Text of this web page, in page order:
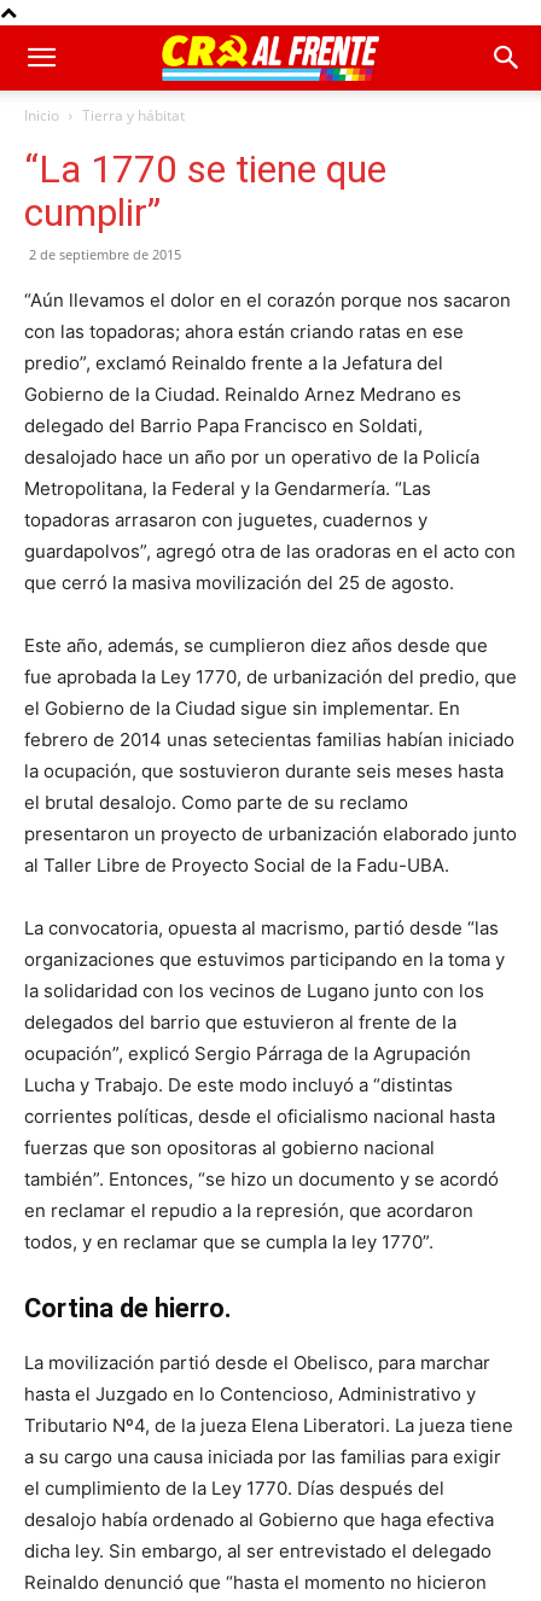
Inicio Tierra y hábitat
“La 1770 se tiene que
cumplir”
2 de septiembre de 2015
“Aún llevamos el dolor en el corazón porque nos sacaron
con las topadoras; ahora están criando ratas en ese
predio”, exclamó Reinaldo frente a la Jefatura del
Gobierno de la Ciudad. Reinaldo Arnez Medrano es
delegado del Barrio Papa Francisco en Soldati,
desalojado hace un año por un operativo de la Policía
Metropolitana, la Federal y la Gendarmería. “Las
topadoras arrasaron con juguetes, cuadernos y
guardapolvos”, agregó otra de las oradoras en el acto con
que cerró la masiva movilización del 25 de agosto.
Este año, además, se cumplieron diez años desde que
fue aprobada la Ley 1770, de urbanización del predio, que
el Gobierno de la Ciudad sigue sin implementar. En
febrero de 2014 unas setecientas familias habían iniciado
la ocupación, que sostuvieron durante seis meses hasta
el brutal desalojo. Como parte de su reclamo
presentaron un proyecto de urbanización elaborado junto
al Taller Libre de Proyecto Social de la Fadu-UBA.
La convocatoria, opuesta al macrismo, partió desde “las
organizaciones que estuvimos participando en la toma y
la solidaridad con los vecinos de Lugano junto con los
delegados del barrio que estuvieron al frente de la
ocupación”, explicó Sergio Párraga de la Agrupación
Lucha y Trabajo. De este modo incluyó a “distintas
corrientes políticas, desde el oficialismo nacional hasta
fuerzas que son opositoras al gobierno nacional
también”. Entonces, “se hizo un documento y se acordó
en reclamar el repudio a la represión, que acordaron
todos, y en reclamar que se cumpla la ley 1770”.
Cortina de hierro.
La movilización partió desde el Obelisco, para marchar
hasta el Juzgado en lo Contencioso, Administrativo y
Tributario Nº4, de la jueza Elena Liberatori. La jueza tiene
a su cargo una causa iniciada por las familias para exigir
el cumplimiento de la Ley 1770. Días después del
desalojo había ordenado al Gobierno que haga efectiva
dicha ley. Sin embargo, al ser entrevistado el delegado
Reinaldo denunció que “hasta el momento no hicieron